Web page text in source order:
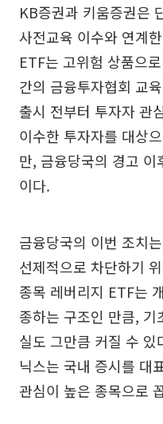
KB증권과 키움증권은
사전교육 이수와 연계
ETF는 고위험 상품으
간의 금융투자협회 교
출시 전부터 투자자 관
이수한 투자자를 대상
만, 금융당국의 경고
이다.
금융당국의 이번 조치
선제적으로 차단하기
종목 레버리지 ETF는
종하는 구조인 만큼,
실도 그만큼 커질 수 있
닉스는 국내 증시를 대
관심이 높은 종목으로